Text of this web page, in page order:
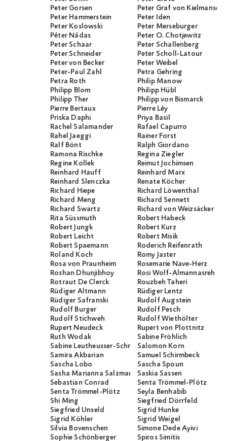
Peter Gorsen
Peter Graf von
Peter Hammerstein
Peter Iden
Peter Koslowski
Peter Merseburger
Péter Nádas
Peter O. Chotjewitz
Peter Schaar
Peter Schallenberg
Peter Schneider
Peter Scholl-Latour
Peter von Becker
Peter Weibel
Peter-Paul Zahl
Petra Gehring
Petra Roth
Philip Manow
Philipp Blom
Philipp Hübl
Philipp Ther
Philipp von Bismarck
Pierre Bertaux
Pierre Léy
Priska Daphi
Priya Basil
Rachel Salamander
Rafael Capurro
Rahel Jaeggi
Rainer Forst
Ralf Bönt
Ralph Giordano
Ramona Rischke
Regina Ziegler
Regine Kollek
Reimut Jochimsen
Reinhard Hauff
Reinhard Marx
Reinhard Slenczka
Renate Köcher
Richard Hiepe
Richard Löwenthal
Richard Meng
Richard Sennett
Richard Swartz
Richard von Weizsäcker
Rita Süssmuth
Robert Habeck
Robert Jungk
Robert Kurz
Robert Leicht
Robert Misik
Robert Spaemann
Roderich Reifenrath
Roland Koch
Romy Jaster
Rosa von Praunheim
Rosemarie Nave-Herz
Roshan Dhunjibhoy
Rosi Wolf-Almannasreh
Rotraut De Clerck
Rouzbeh Taheri
Rüdiger Altmann
Rüdiger Lentz
Rüdiger Safranski
Rudolf Augstein
Rudolf Burger
Rudolf Pesch
Rudolf Stichweh
Rudolf Wiethölter
Rupert Neudeck
Rupert von Plottnitz
Ruth Wodak
Sabine Fröhlich
Sabine Leutheusser-Schnarrenberger
Salomon Korn
Samira Akbarian
Samuel Schirmbeck
Sascha Lobo
Sascha Spoun
Sasha Marianna Salzmann Saskia Sassen
Sebastian Conrad
Senta Trömmel-Plötz
Senta Trömmel-Plötz
Seyla Benhabib
Shi Ming
Siegfried Dörrfeld
Siegfried Unseld
Sigrid Hunke
Sigrid Köhler
Sigrid Weigel
Silvia Bovenschen
Simone Dede Ayivi
Sophie Schönberger
Spiros Simitis